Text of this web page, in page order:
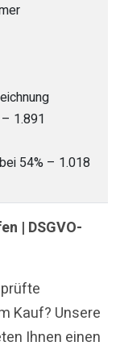
1.891
54% – 1.018
| DSGVO-
Kauf? Unsere
Ihnen einen